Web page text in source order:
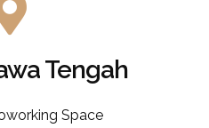
Tengah
Space